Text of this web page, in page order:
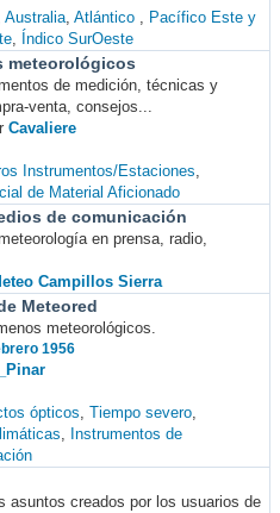
Australia Atlántico
Pacífico Este y
Índico SurOeste
meteorológicos
de medición, técnicas y
venta, consejos...
Cavaliere
Instrumentos/Estaciones
de Material Aficionado
de comunicación
en prensa, radio,
Campillos Sierra
Meteored
meteorológicos.
1956
ópticos Tiempo severo
Instrumentos de
asuntos creados por los usuarios de